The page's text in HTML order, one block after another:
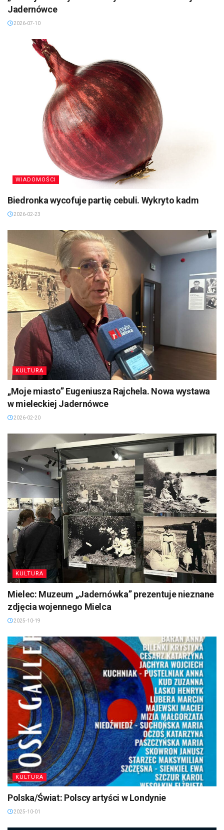
Jadernówce
2026-07-10
WIADOMOŚCI
Biedronka wycofuje partię cebuli. Wykryto kadm
2026-02-23
KULTURA
„Moje miasto” Eugeniusza Rajchela. Nowa wystawa
w mieleckiej Jadernówce
2026-02-20
KULTURA
Mielec: Muzeum „Jadernówka” prezentuje nieznane
zdjęcia wojennego Mielca
2025-10-19
KULTURA
Polska/Świat: Polscy artyści w Londynie
2025-10-01